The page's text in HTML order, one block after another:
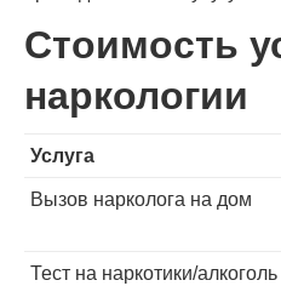
Стоимость
наркологии
Услуга
Вызов нарколога на дом
Тест на наркотики/алкоголь